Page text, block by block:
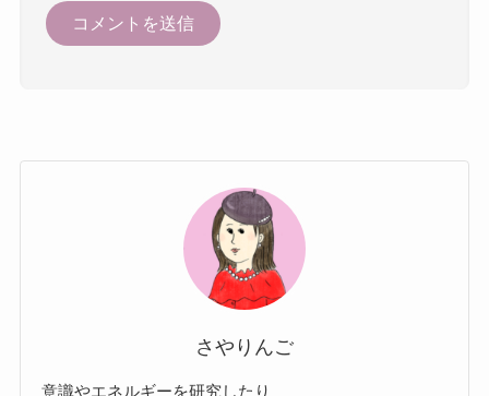
さやりんご
意識やエネルギーを研究したり